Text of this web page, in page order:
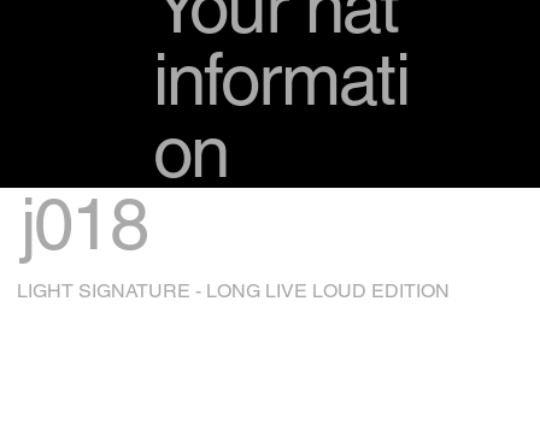
informati
on
j018
LIGHT SIGNATURE - LONG LIVE LOUD EDITION